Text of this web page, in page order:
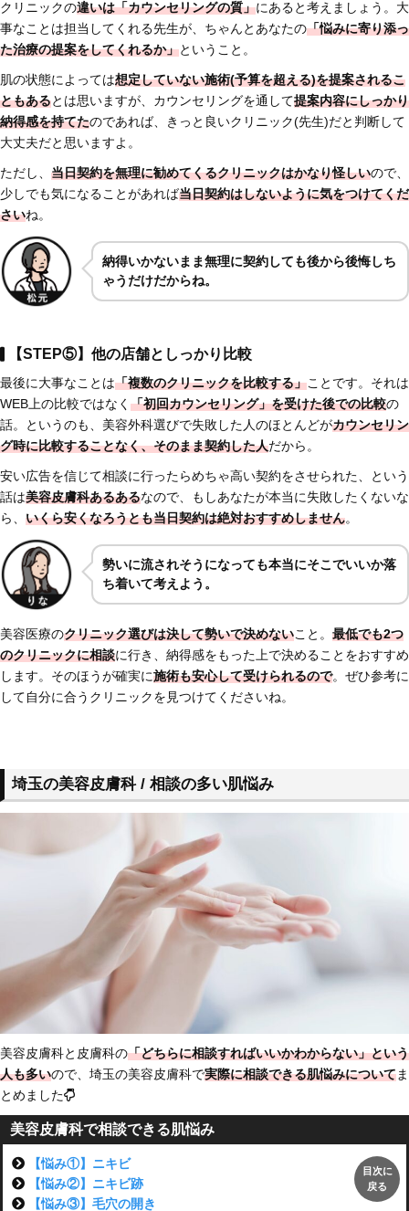
クリニックの違いは「カウンセリングの質」にあると考えましょう。大
事なことは担当してくれる先生が、ちゃんとあなたの「悩みに寄り添っ
た治療の提案をしてくれるか」ということ。
肌の状態によっては想定していない施術(予算を超える)を提案されるこ
ともあるとは思いますが、カウンセリングを通して提案内容にしっかり
納得感を持てたのであれば、きっと良いクリニック(先生)だと判断して
大丈夫だと思いますよ。
ただし、 当日契約を無理に勧めてくるクリニックはかなり怪しいので、
少しでも気になることがあれば当日契約はしないように気をつけてくだ
さいね。
納得いかないまま無理に契約しても後から後悔しち
ゃうだけだからね。
【STEP⑤】他の店舗としっかり比較
最後に大事なことは「複数のクリニックを比較する」ことです。それは
WEB上の比較ではなく 「初回カウンセリング」を受けた後での比較の
話。というのも、美容外科選びで失敗した人のほとんどがカウンセリン
グ時に比較することなく、そのまま契約した人だから。
安い広告を信じて相談に行ったらめちゃ高い契約をさせられた、という
話は美容皮膚科あるあるなので、もしあなたが本当に失敗したくないな
ら、 いくら安くなろうとも当日契約は絶対おすすめしません。
勢いに流されそうになっても本当にそこでいいか落
ち着いて考えよう。
美容医療のクリニック選びは決して勢いで決めないこと。 最低でも2つ
のクリニックに相談に行き、納得感をもった上で決めることをおすすめ
します。そのほうが確実に施術も安心して受けられるので。ぜひ参考に
して自分に合うクリニックを見つけてくださいね。
埼玉の美容皮膚科 / 相談の多い肌悩み
美容皮膚科と皮膚科の「どちらに相談すればいいかわからない」という
人も多いので、埼玉の美容皮膚科で実際に相談できる肌悩みについてま
とめました
美容皮膚科で相談できる肌悩み
【悩み①】ニキビ
【悩み②】ニキビ跡
【悩み③】毛穴の開き
目次に
戻る